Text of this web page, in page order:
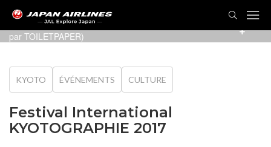
Maurizio Cattelan et Pierpaolo Ferrari (Photo présentée
par TOILETPAPER)
KYOTO ÉVÉNEMENTS CULTURE
Festival International
KYOTOGRAPHIE 2017